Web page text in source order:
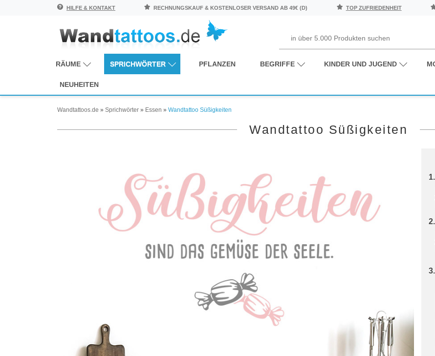
HILFE & KONTAKT RECHNUNGSKAUF & KOSTENLOSER VERSAND AB 49€ (D) TOP ZUFRIEDENHEIT
RÄUME SPRICHWÖRTER PFLANZEN BEGRIFFE KINDER UND JUGEND
NEUHEITEN
Wandtattoos.de » Sprichwörter » Essen » Wandtattoo Süßigkeiten
Wandtattoo Süßigkeiten